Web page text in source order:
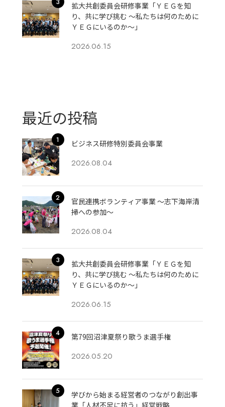
拡大共創委員会研修事業「ＹＥＧを知
り、共に学び挑む 〜私たちは何のために
ＹＥＧにいるのか〜」
2026.06.15
最近の投稿
ビジネス研修特別委員会事業
2026.08.04
官民連携ボランティア事業 ～志下海岸清
掃への参加～
2026.08.04
拡大共創委員会研修事業「ＹＥＧを知
り、共に学び挑む 〜私たちは何のために
ＹＥＧにいるのか〜」
2026.06.15
第79回沼津夏祭り歌うま選手権
2026.05.20
学びから始まる経営者のつながり創出事